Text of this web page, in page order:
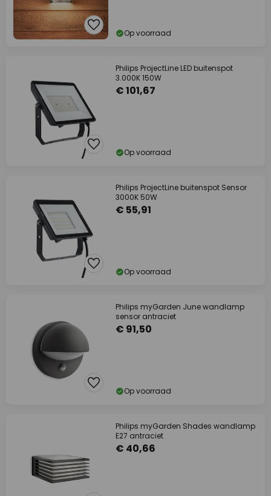
Op voorraad
Philips ProjectLine LED buitenspot
3.000K 150W
€ 101,67
Op voorraad
Philips ProjectLine buitenspot Sensor
3000K 50W
€ 55,91
Op voorraad
Philips myGarden June wandlamp
sensor antraciet
€ 91,50
Op voorraad
Philips myGarden Shades wandlamp
E27 antraciet
€ 40,66